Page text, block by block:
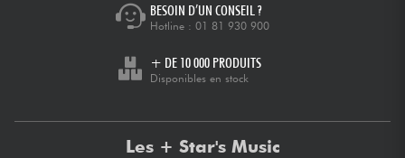
BESOIN D’UN CONSEIL ?
Hotline : 01 81 930 900
+ DE 10 000 PRODUITS
Disponibles en stock
Les + Star's Music